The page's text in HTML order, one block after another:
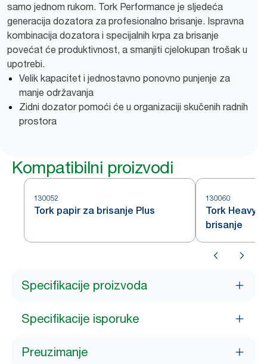
samo jednom rukom. Tork Performance je sljedeća
generacija dozatora za profesionalno brisanje. Ispravna
kombinacija dozatora i specijalnih krpa za brisanje
povećat će produktivnost, a smanjiti cjelokupan trošak u
upotrebi.
Velik kapacitet i jednostavno ponovno punjenje za
manje održavanja
Zidni dozator pomoći će u organizaciji skučenih radnih
prostora
Kompatibilni proizvodi
130052
Tork papir za brisanje Plus
130060
Tork Heavy-
brisanje
Specifikacije proizvoda
Specifikacije isporuke
Preuzimanje